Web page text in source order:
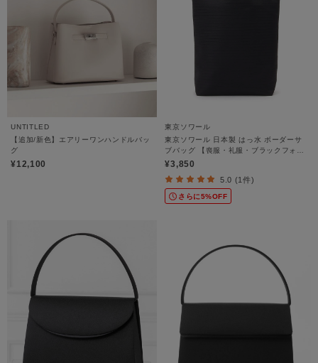
UNTITLED
【追加/新色】エアリーワンハンドルバッ
グ
¥12,100
東京ソワール
東京ソワール 日本製 はっ水 ボーダーサ
ブバッグ 【喪服・礼服・ブラックフォー
マル】
¥3,850
5.0 (1件)
さらに5%OFF